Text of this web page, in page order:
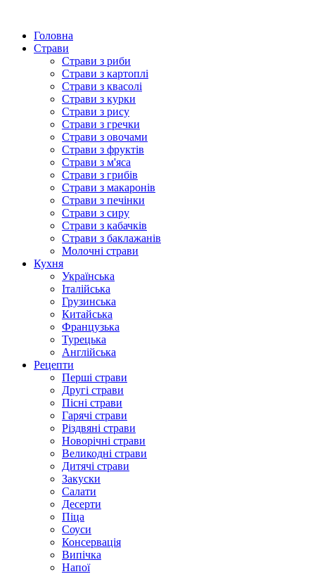
Головна
Страви
Страви з риби
Страви з картоплі
Страви з квасолі
Страви з курки
Страви з рису
Страви з гречки
Страви з овочами
Страви з фруктів
Страви з м'яса
Страви з грибів
Страви з макаронів
Страви з печінки
Страви з сиру
Страви з кабачків
Страви з баклажанів
Молочні страви
Кухня
Українська
Італійська
Грузинська
Китайська
Французька
Турецька
Англійська
Рецепти
Перші страви
Другі страви
Пісні страви
Гарячі страви
Різдвяні страви
Новорічні страви
Великодні страви
Дитячі страви
Закуски
Салати
Десерти
Піца
Соуси
Консервація
Випічка
Напої